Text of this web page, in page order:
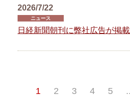
2026/7/22
ニュース
日経新聞朝刊に弊社広告が掲載
1 2 3 4 5